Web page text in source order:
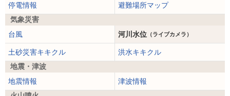
停電情報
避難場所マップ
気象災害
台風
河川水位 （ライブカメラ）
土砂災害キキクル
洪水キキクル
地震・津波
地震情報
津波情報